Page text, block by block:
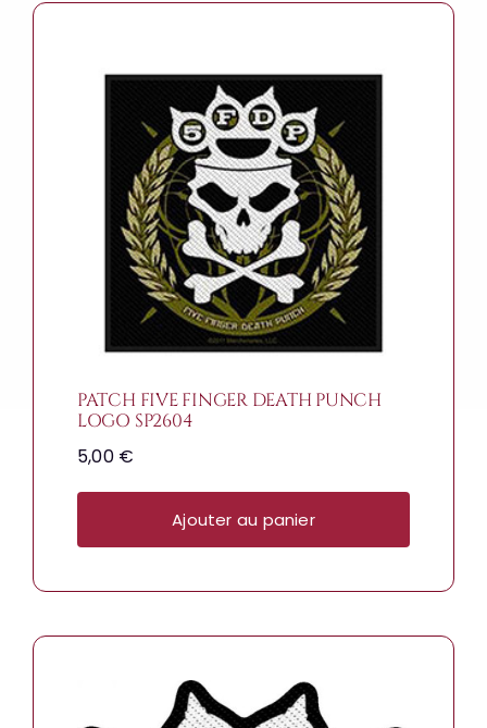
PATCH FIVE FINGER DEATH PUNCH
LOGO SP2604
5,00 €
Ajouter au panier